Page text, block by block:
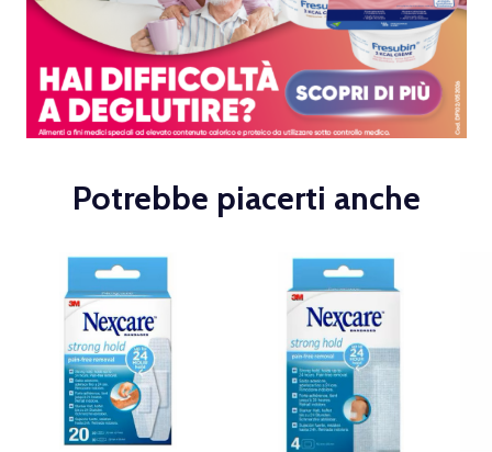
Potrebbe piacerti anche